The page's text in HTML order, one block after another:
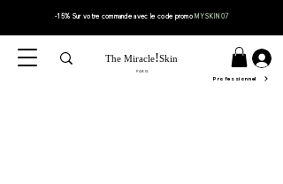
-15% Sur votrecommandeavec le code promoMYSKIN07
The Miracle!Skin
PARIS
Professionnel